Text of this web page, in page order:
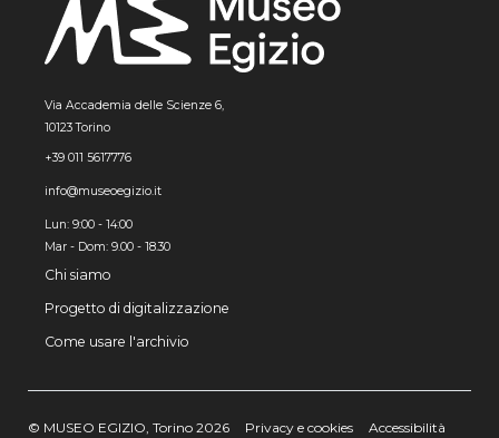
Via Accademia delle Scienze 6,
10123 Torino
+39 011 5617776
info@museoegizio.it
Lun: 9:00 - 14:00
Mar - Dom: 9.00 - 18.30
Chi siamo
Progetto di digitalizzazione
Come usare l'archivio
© MUSEO EGIZIO, Torino 2026 Privacy e cookies Accessibilità